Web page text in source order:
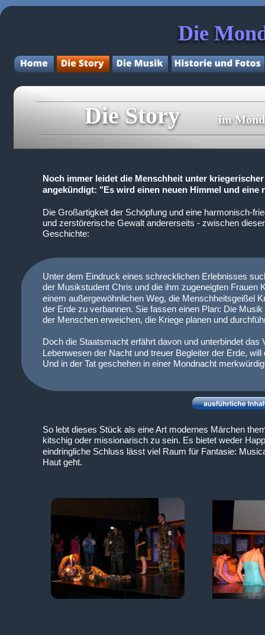
Noch immer leidet die Menschheit unter
angekündigt: "Es wird einen neuen Himmel und eine
Die Großartigkeit der Schöpfung und eine harmonisch-
und zerstörerische Gewalt andererseits - zwischen
Geschichte:
Unter dem Eindruck eines schrecklichen Erlebnisses
der Musikstudent Chris und die ihm zugeneigten Frauen
einem außergewöhnlichen Weg, die Menschheitsgeißel
der Erde zu verbannen. Sie fassen einen Plan: Die
der Menschen erweichen, die Kriege planen und
Doch die Staatsmacht erfährt davon und unterbindet
Lebenwesen der Nacht und treuer Begleiter der Erde,
Und in der Tat geschehen in einer Mondnacht
So lebt dieses Stück als eine Art modernes Märchen
kitschig oder missionarisch zu sein. Es bietet weder
eindringliche Schluss lässt viel Raum für Fantasie:
Haut geht.
Die
Die Story im